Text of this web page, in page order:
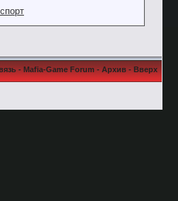
-Mafia-Game Forum-Архив-Вверх